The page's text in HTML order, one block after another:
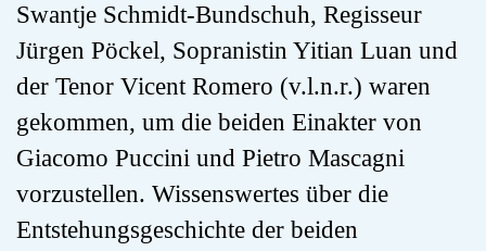
Swantje Schmidt-Bundschuh, Regisseur
Jürgen Pöckel, Sopranistin Yitian Luan und
der Tenor Vicent Romero (v.l.n.r.) waren
gekommen, um die beiden Einakter von
Giacomo Puccini und Pietro Mascagni
vorzustellen. Wissenswertes über die
Entstehungsgeschichte der beiden